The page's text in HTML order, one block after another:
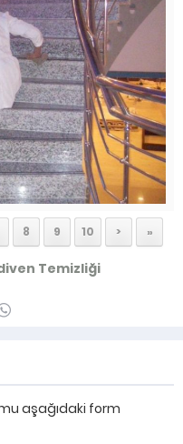
8 9 10 > »
Temizliği
aşağıdaki form